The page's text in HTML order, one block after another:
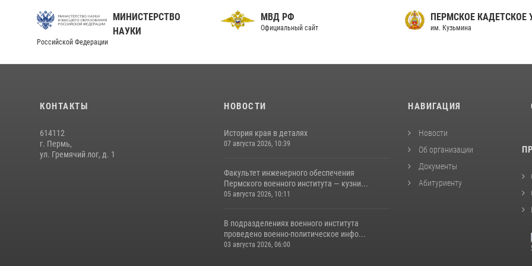
МИНИСТЕРСТВО
НАУКИ
Российской Федерации
МВД РФ
Официальный сайт
ПЕРМСКОЕ КАДЕТСКОЕ
им. Кузьмина
КОНТАКТЫ
614112
г. Пермь,
ул. Гремячий лог, д. 1
НОВОСТИ
История края в деталях
07 августа 2026, 10:39
Факультет инженерного обеспечения
Пермского военного института — кузни...
05 августа 2026, 10:11
В подразделениях военного института
проведено военно-политическое инфо...
03 августа 2026, 06:00
НАВИГАЦИЯ
Новости
Об организации
Документы
Абитуриенту